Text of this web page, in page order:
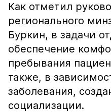
Как отметил
регионального
Буркин, в задачи
обеспечение
пребывания
также, в
заболевания,
социализации.